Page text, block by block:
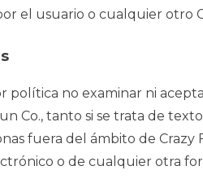
el usuario o cualquier otro
política no examinar ni
Co., tanto si se trata de
fuera del ámbito de Crazy
o de cualquier otra